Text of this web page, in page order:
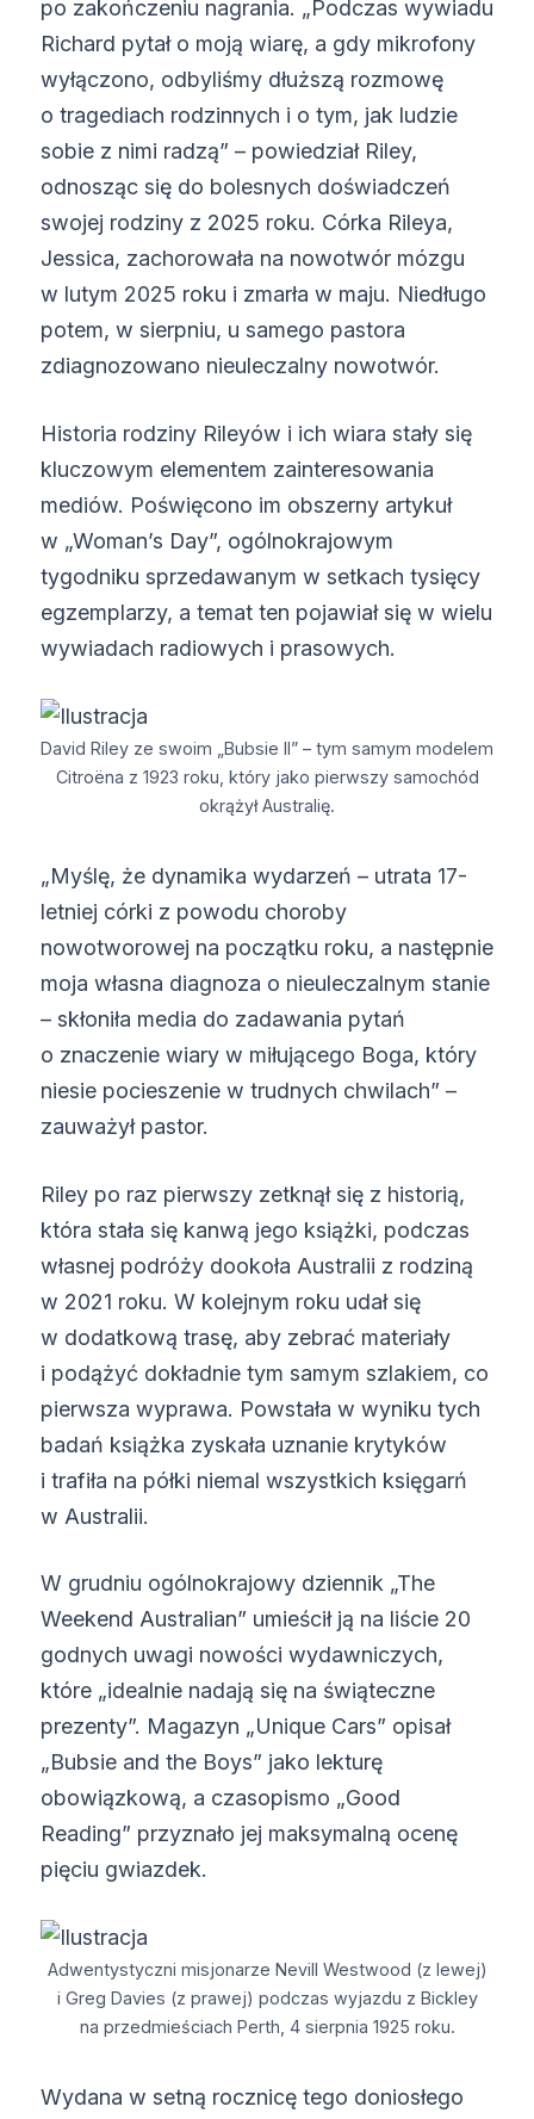
po zakończeniu nagrania. „Podczas wywiadu
Richard pytał o moją wiarę, a gdy mikrofony
wyłączono, odbyliśmy dłuższą rozmowę
o tragediach rodzinnych i o tym, jak ludzie
sobie z nimi radzą” – powiedział Riley,
odnosząc się do bolesnych doświadczeń
swojej rodziny z 2025 roku. Córka Rileya,
Jessica, zachorowała na nowotwór mózgu
w lutym 2025 roku i zmarła w maju. Niedługo
potem, w sierpniu, u samego pastora
zdiagnozowano nieuleczalny nowotwór.
Historia rodziny Rileyów i ich wiara stały się
kluczowym elementem zainteresowania
mediów. Poświęcono im obszerny artykuł
w „Woman’s Day”, ogólnokrajowym
tygodniku sprzedawanym w setkach tysięcy
egzemplarzy, a temat ten pojawiał się w wielu
wywiadach radiowych i prasowych.
David Riley ze swoim „Bubsie II” – tym samym modelem
Citroëna z 1923 roku, który jako pierwszy samochód
okrążył Australię.
„Myślę, że dynamika wydarzeń – utrata 17-
letniej córki z powodu choroby
nowotworowej na początku roku, a następnie
moja własna diagnoza o nieuleczalnym stanie
– skłoniła media do zadawania pytań
o znaczenie wiary w miłującego Boga, który
niesie pocieszenie w trudnych chwilach” –
zauważył pastor.
Riley po raz pierwszy zetknął się z historią,
która stała się kanwą jego książki, podczas
własnej podróży dookoła Australii z rodziną
w 2021 roku. W kolejnym roku udał się
w dodatkową trasę, aby zebrać materiały
i podążyć dokładnie tym samym szlakiem, co
pierwsza wyprawa. Powstała w wyniku tych
badań książka zyskała uznanie krytyków
i trafiła na półki niemal wszystkich księgarń
w Australii.
W grudniu ogólnokrajowy dziennik „The
Weekend Australian” umieścił ją na liście 20
godnych uwagi nowości wydawniczych,
które „idealnie nadają się na świąteczne
prezenty”. Magazyn „Unique Cars” opisał
„Bubsie and the Boys” jako lekturę
obowiązkową, a czasopismo „Good
Reading” przyznało jej maksymalną ocenę
pięciu gwiazdek.
Adwentystyczni misjonarze Nevill Westwood (z lewej)
i Greg Davies (z prawej) podczas wyjazdu z Bickley
na przedmieściach Perth, 4 sierpnia 1925 roku.
Wydana w setną rocznicę tego doniosłego